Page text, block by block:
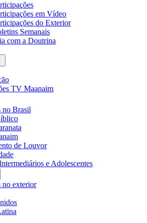
em Vídeo
do Exterior
Semanais
com a Doutrina
TV Maanaim
no Brasil
de Louvor
e Adolescentes
no exterior